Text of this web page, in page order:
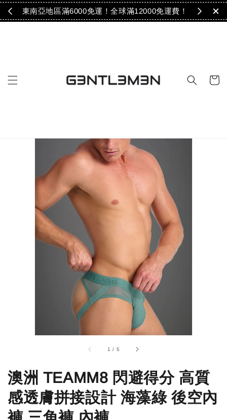
！ 東南亞地區滿6000免運！全球滿12000免運費！
1 / 5
澳洲 TEAMM8 閃避得分 高質
感透膚拼接設計 海藻綠 後空內